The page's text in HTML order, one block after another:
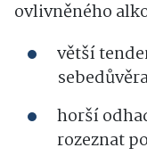
ovlivněného
větší
horší
rozeznat